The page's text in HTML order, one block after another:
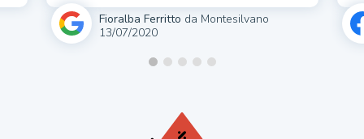
Fioralba Ferritto
Montesilvano
13/07/2020